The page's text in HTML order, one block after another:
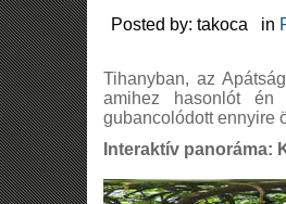
Posted by: takoca in
Tihanyban, az
amihez hasonlót
gubancolódott ennyire
Interaktív panoráma: